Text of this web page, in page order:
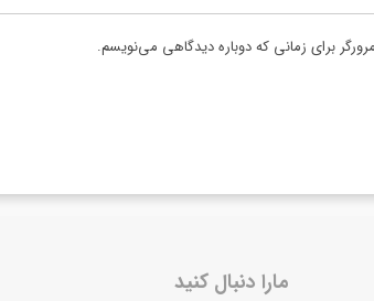
برای زمانی که دوباره دیدگاهی می‌نویسم.
مارا دنبال کنید